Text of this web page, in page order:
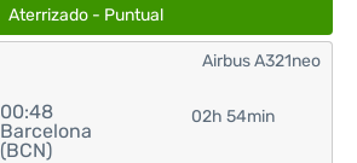
Aterrizado - Puntual
00:48
Barcelona
(BCN)
02h 54min
Airbus A321neo